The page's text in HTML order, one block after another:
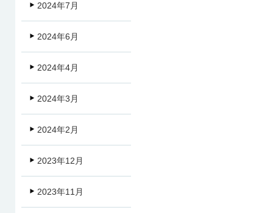
2024年7月
2024年6月
2024年4月
2024年3月
2024年2月
2023年12月
2023年11月